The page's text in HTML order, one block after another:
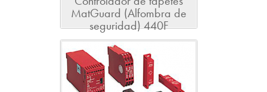
MatGuard (Alfombra de
seguridad) 440F